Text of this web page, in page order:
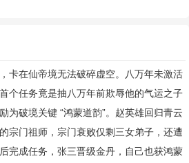
在仙帝境无法破碎虚空。八万年未激活
个任务竟是抽八万年前欺辱他的气运之子
为破境关键 “鸿蒙道韵”。赵英雄回归青云
宗门祖师，宗门衰败仅剩三女弟子，还遭
完成任务，张三晋级金丹，自己也获鸿蒙